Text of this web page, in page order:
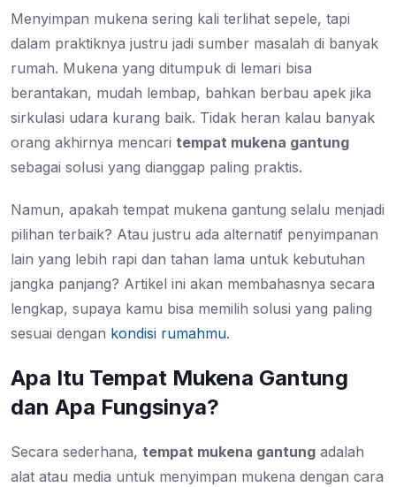
Menyimpan mukena sering kali terlihat sepele, tapi
dalam praktiknya justru jadi sumber masalah di banyak
rumah. Mukena yang ditumpuk di lemari bisa
berantakan, mudah lembap, bahkan berbau apek jika
sirkulasi udara kurang baik. Tidak heran kalau banyak
orang akhirnya mencari tempat mukena gantung
sebagai solusi yang dianggap paling praktis.
Namun, apakah tempat mukena gantung selalu menjadi
pilihan terbaik? Atau justru ada alternatif penyimpanan
lain yang lebih rapi dan tahan lama untuk kebutuhan
jangka panjang? Artikel ini akan membahasnya secara
lengkap, supaya kamu bisa memilih solusi yang paling
sesuai dengan kondisi rumahmu.
Apa Itu Tempat Mukena Gantung
dan Apa Fungsinya?
Secara sederhana, tempat mukena gantung adalah
alat atau media untuk menyimpan mukena dengan cara